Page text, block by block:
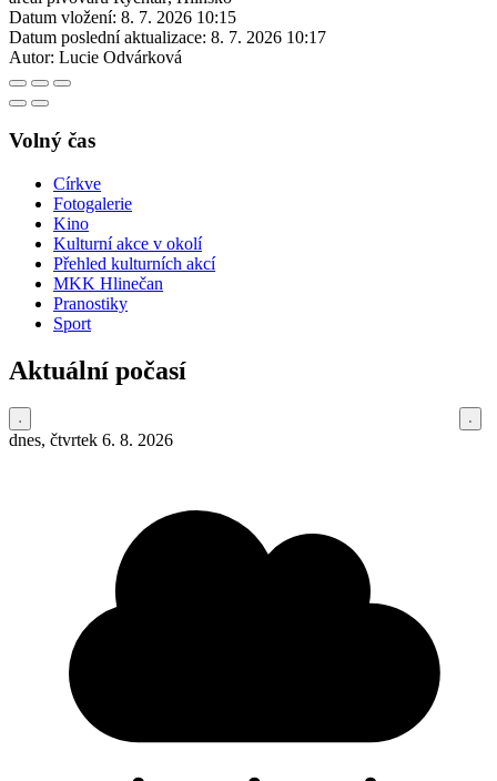
Datum vložení: 8. 7. 2026 10:15
Datum poslední aktualizace: 8. 7. 2026 10:17
Autor: Lucie Odvárková
Volný čas
Církve
Fotogalerie
Kino
Kulturní akce v okolí
Přehled kulturních akcí
MKK Hlinečan
Pranostiky
Sport
Aktuální počasí
dnes, čtvrtek 6. 8. 2026